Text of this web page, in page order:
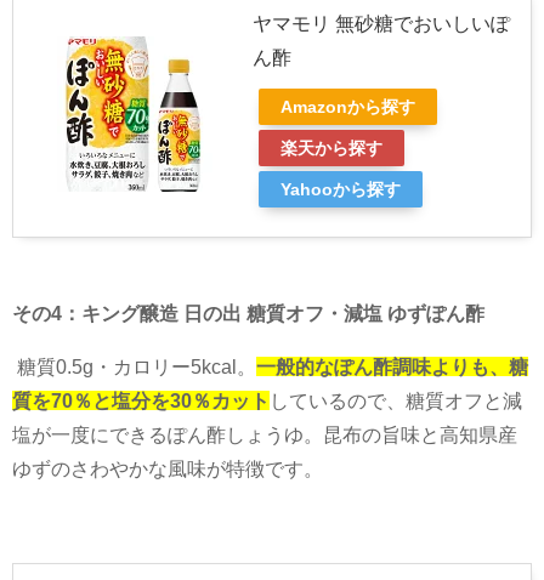
ヤマモリ 無砂糖でおいしいぽ
ん酢
Amazonから探す
楽天から探す
Yahooから探す
その4：キング醸造 日の出 糖質オフ・減塩 ゆずぽん酢
糖質0.5g ・カロリー5kcal
一般的なぽん酢調味よりも、糖
質を70％と塩分を30％カット しているので、糖質オフと減
塩が一度にできるぽん酢しょうゆ。昆布の旨味と高知県産
ゆずのさわやかな風味が特徴です。